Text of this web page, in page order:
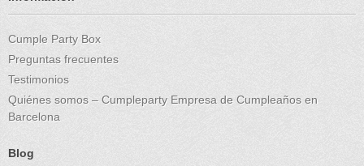
Cumple Party Box
Preguntas frecuentes
Testimonios
Quiénes somos – Cumpleparty Empresa de Cumpleaños en
Barcelona
Blog